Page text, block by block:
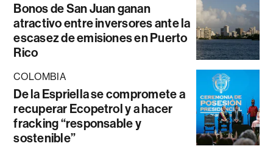
Bonos de San Juan ganan
atractivo entre inversores ante la
escasez de emisiones en Puerto
Rico
COLOMBIA
De la Espriella se compromete a
recuperar Ecopetrol y a hacer
fracking “responsable y
sostenible”